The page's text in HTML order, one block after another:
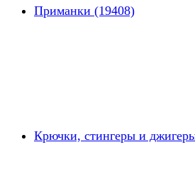
Приманки (19408)
Крючки, стингеры и